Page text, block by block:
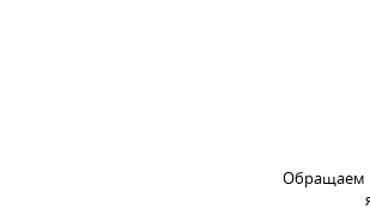
Обращаем